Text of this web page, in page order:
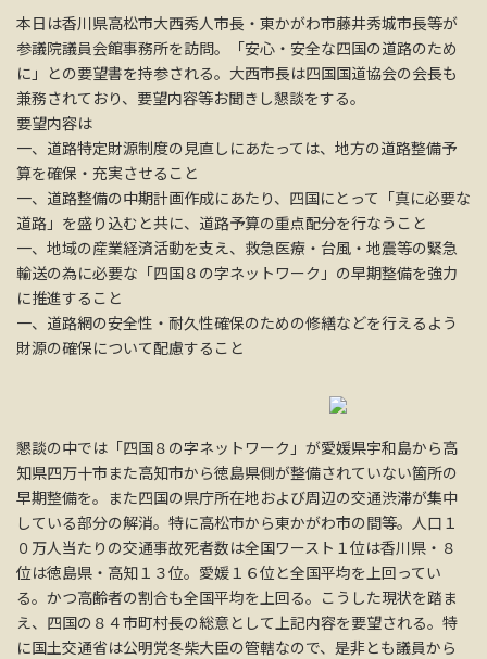
本日は香川県高松市大西秀人市長・東かがわ市藤井秀城市長等が
参議院議員会館事務所を訪問。「安心・安全な四国の道路のため
に」との要望書を持参される。大西市長は四国国道協会の会長も
兼務されており、要望内容等お聞きし懇談をする。
要望内容は
一、道路特定財源制度の見直しにあたっては、地方の道路整備予
算を確保・充実させること
一、道路整備の中期計画作成にあたり、四国にとって「真に必要な
道路」を盛り込むと共に、道路予算の重点配分を行なうこと
一、地域の産業経済活動を支え、救急医療・台風・地震等の緊急
輸送の為に必要な「四国８の字ネットワーク」の早期整備を強力
に推進すること
一、道路網の安全性・耐久性確保のための修繕などを行えるよう
財源の確保について配慮すること
懇談の中では「四国８の字ネットワーク」が愛媛県宇和島から高
知県四万十市また高知市から徳島県側が整備されていない箇所の
早期整備を。また四国の県庁所在地および周辺の交通渋滞が集中
している部分の解消。特に高松市から東かがわ市の間等。人口１
０万人当たりの交通事故死者数は全国ワースト１位は香川県・８
位は徳島県・高知１３位。愛媛１６位と全国平均を上回ってい
る。かつ高齢者の割合も全国平均を上回る。こうした現状を踏ま
え、四国の８４市町村長の総意として上記内容を要望される。特
に国土交通省は公明党冬柴大臣の管轄なので、是非とも議員から